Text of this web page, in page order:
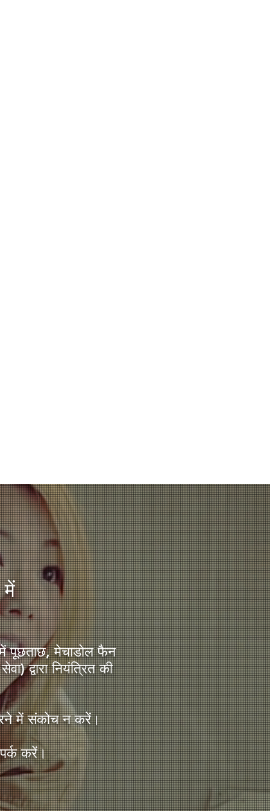
में
पूछताछ, मेचाडोल फैन
द्वारा नियंत्रित की
में संकोच न करें।
करें।